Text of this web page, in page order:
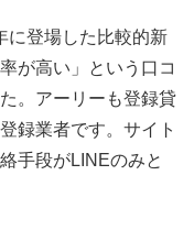
に登場した比較的新
が高い」という口コ
。アーリーも登録貸
録業者です。サイト
手段がLINEのみと